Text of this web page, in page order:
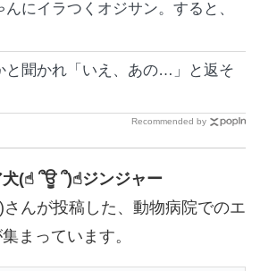
にイラつくオジサン。すると、
と聞かれ「いえ、あの…」と返そ
Recommended by
(☝︎ ՞ਊ ՞)☝︎ジンジャー
)さんが投稿した、動物病院でのエ
まっています。